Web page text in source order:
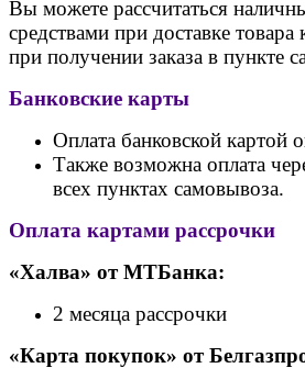
Вы можете рассчитаться
средствами при доставке
при получении заказа в пункте
Банковские карты
Оплата банковской картой
Также возможна оплата
всех пунктах самовывоза.
Оплата картами рассрочки
«Халва» от МТБанка:
2 месяца рассрочки
«Карта покупок» от